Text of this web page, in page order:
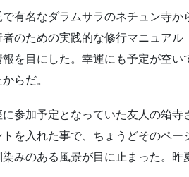
有名なダラムサラのネチュン寺か
のための実践的な修行マニュア
を目にした。幸運にも予定が空
らだ。
参加予定となっていた友人の箱寺
を入れた事で、ちょうどそのペ
みのある風景が目に止まった。